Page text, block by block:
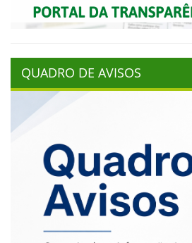
QUADRO DE AVISOS